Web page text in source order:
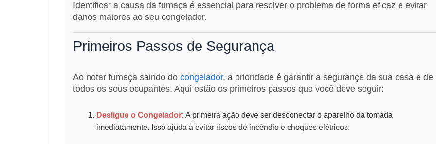
Identificar a causa da fumaça é essencial para resolver o problema de forma eficaz e evitar
danos maiores ao seu congelador.
Primeiros Passos de Segurança
Ao notar fumaça saindo do congelador, a prioridade é garantir a segurança da sua casa e de
todos os seus ocupantes. Aqui estão os primeiros passos que você deve seguir:
Desligue o Congelador: A primeira ação deve ser desconectar o aparelho da tomada
imediatamente. Isso ajuda a evitar riscos de incêndio e choques elétricos.